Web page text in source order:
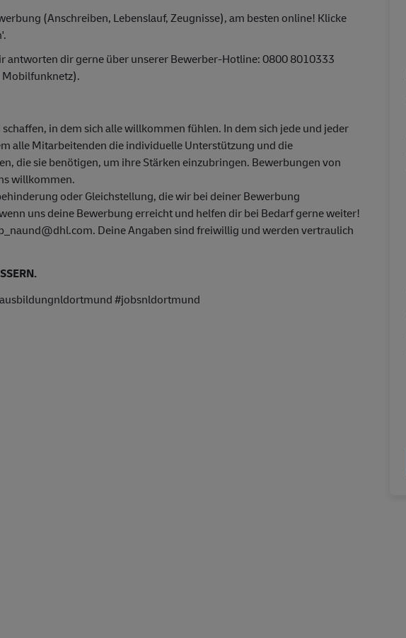
(Anschreiben, Lebenslauf, Zeugnisse), am besten online! Klicke
antworten dir gerne über unserer Bewerber-Hotline: 0800 8010333
Mobilfunknetz).
in dem sich alle willkommen fühlen. In dem sich jede und jeder
alle Mitarbeitenden die individuelle Unterstützung und die
die sie benötigen, um ihre Stärken einzubringen. Bewerbungen von
willkommen.
oder Gleichstellung, die wir bei deiner Bewerbung
uns deine Bewerbung erreicht und helfen dir bei Bedarf gerne weiter!
Deine Angaben sind freiwillig und werden vertraulich
#jobsnldortmund